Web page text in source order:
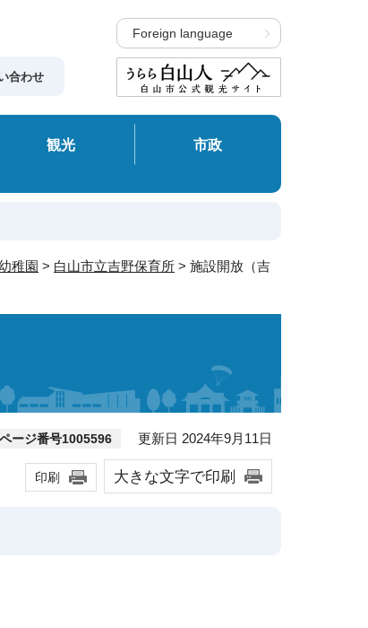
合わせ
Foreign language
観光 市政
稚園 > 白山市立吉野保育所 > 施設開放（吉
ページ番号1005596 更新日 2024年9月11日
印刷 大きな文字で印刷